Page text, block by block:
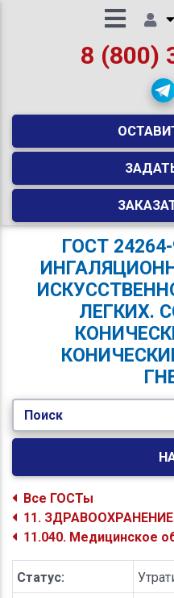
8 (800)
ГОСТ
ЛЕГКИХ.
Поиск
Все ГОСТы
11. ЗДРАВООХРАНЕНИЕ
11.040. Медицинское
Статус: